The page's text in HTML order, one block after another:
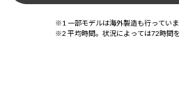
※1 一部モデルは海外製造も行っていま
※2 平均時間。状況によっては72時間